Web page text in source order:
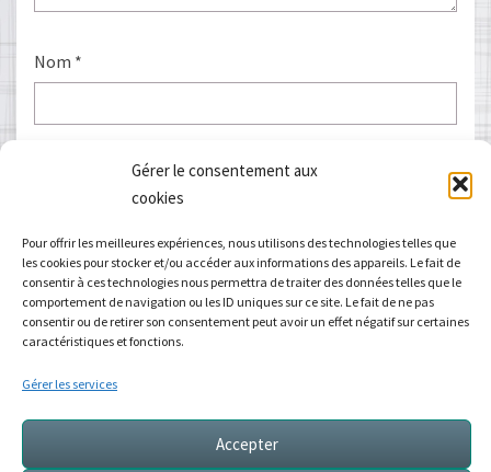
Gérer le consentement aux
cookies
Pour offrir les meilleures expériences, nous utilisons des technologies telles que
les cookies pour stocker et/ou accéder aux informations des appareils. Le fait de
consentir à ces technologies nous permettra de traiter des données telles que le
comportement de navigation ou les ID uniques sur ce site. Le fait de ne pas
consentir ou de retirer son consentement peut avoir un effet négatif sur certaines
caractéristiques et fonctions.
Gérer les services
Accepter
Nom *
Site web